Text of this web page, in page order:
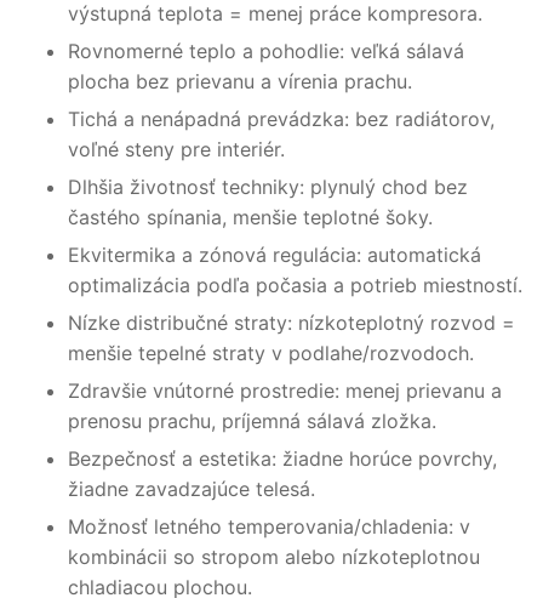
výstupná teplota = menej práce kompresora.
Rovnomerné teplo a pohodlie: veľká sálavá
plocha bez prievanu a vírenia prachu.
Tichá a nenápadná prevádzka: bez radiátorov,
voľné steny pre interiér.
Dlhšia životnosť techniky: plynulý chod bez
častého spínania, menšie teplotné šoky.
Ekvitermika a zónová regulácia: automatická
optimalizácia podľa počasia a potrieb miestností.
Nízke distribučné straty: nízkoteplotný rozvod =
menšie tepelné straty v podlahe/rozvodoch.
Zdravšie vnútorné prostredie: menej prievanu a
prenosu prachu, príjemná sálavá zložka.
Bezpečnosť a estetika: žiadne horúce povrchy,
žiadne zavadzajúce telesá.
Možnosť letného temperovania/chladenia: v
kombinácii so stropom alebo nízkoteplotnou
chladiacou plochou.